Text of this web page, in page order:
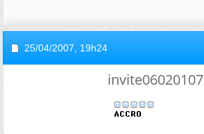
25/04/2007, 19h24
invite06020107